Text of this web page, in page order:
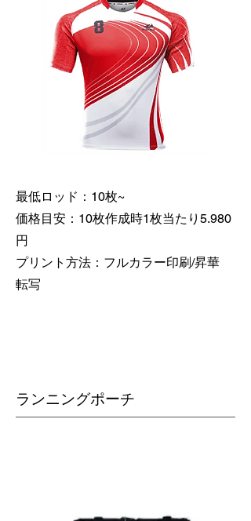
最低ロッド：10枚~
価格目安：10枚作成時1枚当たり5.980
円
​プリント方法：フルカラー印刷/昇華
転写
​ランニングポーチ